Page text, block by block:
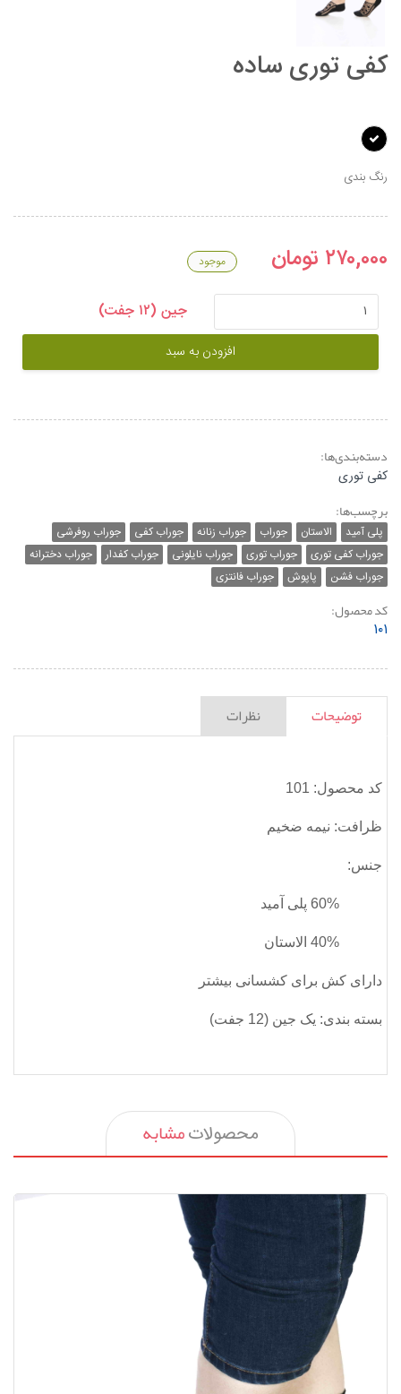
کفی توری ساده
رنگ بندی
۲۷۰,۰۰۰ تومان موجود
جین (۱۲ جفت)
افزودن به سبد
دسته‌بندی‌ها:
کفی توری
برچسب‌ها:
پلی آمید الاستان جوراب جوراب زنانه جوراب کفی
جوراب روفرشی
جوراب کفی توری
جوراب توری جوراب نایلونی جوراب کفدار
جوراب دخترانه
جوراب فشن
پاپوش جوراب فانتزی
کد محصول:
۱۰۱
توضیحات نظرات
کد محصول: 101
ظرافت: نیمه ضخیم
جنس:
60% پلی آمید
40% الاستان
دارای کش برای کشسانی بیشتر
بسته بندی: یک جین (12 جفت)
محصولاتمشابه